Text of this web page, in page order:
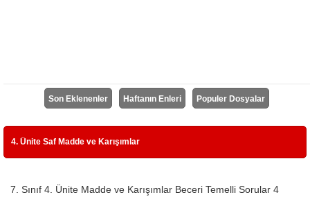
Son Eklenenler Haftanın Enleri Populer Dosyalar
4. Ünite Saf Madde ve Karışımlar
7. Sınıf 4. Ünite Madde ve Karışımlar Beceri Temelli Sorular 4